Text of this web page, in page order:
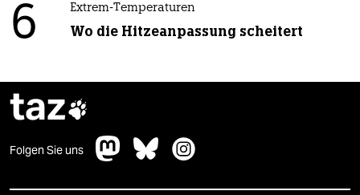
6 Extrem-Temperaturen
Wo die Hitzeanpassung scheitert
taz
Folgen Sie uns